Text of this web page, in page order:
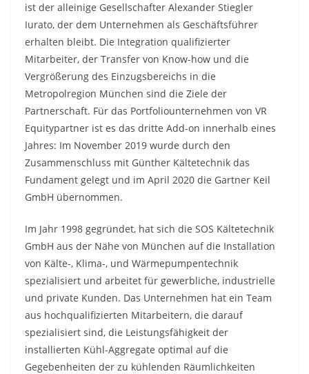
ist der alleinige Gesellschafter Alexander Stiegler
Iurato, der dem Unternehmen als Geschäftsführer
erhalten bleibt. Die Integration qualifizierter
Mitarbeiter, der Transfer von Know-how und die
Vergrößerung des Einzugsbereichs in die
Metropolregion München sind die Ziele der
Partnerschaft. Für das Portfoliounternehmen von VR
Equitypartner ist es das dritte Add-on innerhalb eines
Jahres: Im November 2019 wurde durch den
Zusammenschluss mit Günther Kältetechnik das
Fundament gelegt und im April 2020 die Gartner Keil
GmbH übernommen.
Im Jahr 1998 gegründet, hat sich die SOS Kältetechnik
GmbH aus der Nähe von München auf die Installation
von Kälte-, Klima-, und Wärmepumpentechnik
spezialisiert und arbeitet für gewerbliche, industrielle
und private Kunden. Das Unternehmen hat ein Team
aus hochqualifizierten Mitarbeitern, die darauf
spezialisiert sind, die Leistungsfähigkeit der
installierten Kühl-Aggregate optimal auf die
Gegebenheiten der zu kühlenden Räumlichkeiten